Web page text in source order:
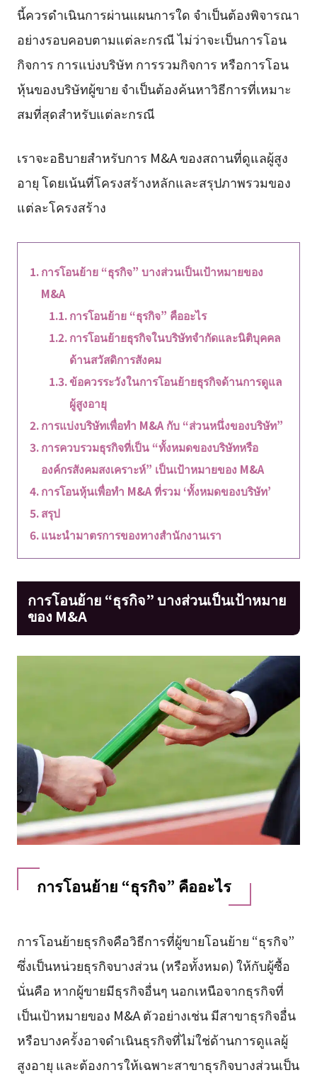
นี้ควรดำเนินการผ่านแผนการใด จำเป็นต้องพิจารณา
อย่างรอบคอบตามแต่ละกรณี ไม่ว่าจะเป็นการโอน
กิจการ การแบ่งบริษัท การรวมกิจการ หรือการโอน
หุ้นของบริษัทผู้ขาย จำเป็นต้องค้นหาวิธีการที่เหมาะ
สมที่สุดสำหรับแต่ละกรณี
เราจะอธิบายสำหรับการ M&A ของสถานที่ดูแลผู้สูง
อายุ โดยเน้นที่โครงสร้างหลักและสรุปภาพรวมของ
แต่ละโครงสร้าง
การโอนย้าย “ธุรกิจ” บางส่วนเป็นเป้าหมายของ
M&A
การโอนย้าย “ธุรกิจ” คืออะไร
การโอนย้ายธุรกิจในบริษัทจำกัดและนิติบุคคล
ด้านสวัสดิการสังคม
ข้อควรระวังในการโอนย้ายธุรกิจด้านการดูแล
ผู้สูงอายุ
การแบ่งบริษัทเพื่อทำ M&A กับ “ส่วนหนึ่งของบริษัท”
การควบรวมธุรกิจที่เป็น “ทั้งหมดของบริษัทหรือ
องค์กรสังคมสงเคราะห์” เป็นเป้าหมายของ M&A
การโอนหุ้นเพื่อทำ M&A ที่รวม ‘ทั้งหมดของบริษัท’
สรุป
แนะนำมาตรการของทางสำนักงานเรา
การโอนย้าย “ธุรกิจ” บางส่วนเป็นเป้าหมาย
ของ M&A
การโอนย้าย “ธุรกิจ” คืออะไร
การโอนย้ายธุรกิจคือวิธีการที่ผู้ขายโอนย้าย “ธุรกิจ”
ซึ่งเป็นหน่วยธุรกิจบางส่วน (หรือทั้งหมด) ให้กับผู้ซื้อ
นั่นคือ หากผู้ขายมีธุรกิจอื่นๆ นอกเหนือจากธุรกิจที่
เป็นเป้าหมายของ M&A ตัวอย่างเช่น มีสาขาธุรกิจอื่น
หรือบางครั้งอาจดำเนินธุรกิจที่ไม่ใช่ด้านการดูแลผู้
สูงอายุ และต้องการให้เฉพาะสาขาธุรกิจบางส่วนเป็น